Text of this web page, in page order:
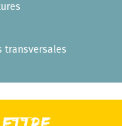
transversales